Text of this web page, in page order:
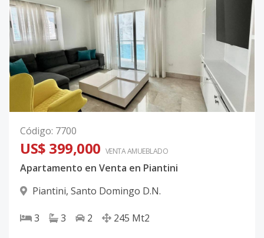
Código: 7700
US$ 399,000 VENTA AMUEBLADO
Apartamento en Venta en Piantini
Piantini, Santo Domingo D.N.
3 3 2 245 Mt2